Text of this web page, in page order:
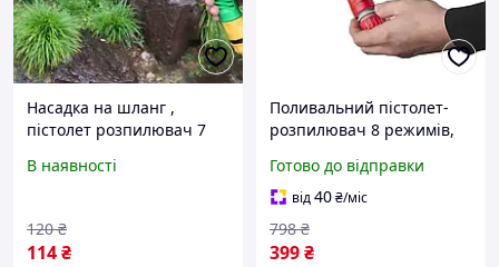
Насадка на шланг ,
пістолет розпилювач 7
В наявності
114₴
120 ₴
Поливальний пістолет-
розпилювач 8 режимів,
шланг з конекторами 1/2
й адаптером 3/4
Готово до відправки
від40₴/міс
399₴
798 ₴